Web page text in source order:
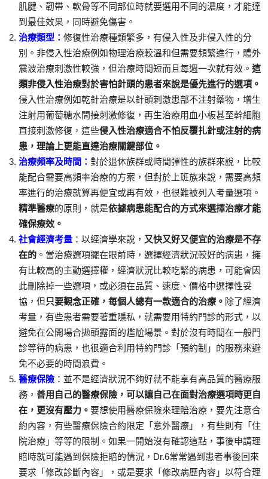
肌腱、韌帶、軟骨等不同部位時就要選用不同的濃度，才能達
到最佳效果，同時避免傷害。
治療類型： 修復性治療種類繁多，有侵入性及非侵入性的分
別。非侵入性治療例如物理治療較溫和但需要頻繁進行，體外
震波治療刺激性較強，但治療時間短而且每週一次就有效。 這
類非侵入性治療對於害怕針頭的患者來說是優先進行的選項。
侵入性治療例如乾針治療是以針頭刺激患部不注射藥物，增生
注射用葡萄糖水間接刺激修復，再生治療用血小板甚至幹細胞
直接刺激修復，這些侵入性治療適合不怕反覆扎針或注射的病
患，理論上更能直達治療關鍵部位。
治療頻率及時間： 對於退休族群或時間彈性的族群來說，比較
能配合需要高頻率治療的方案，但對於上班族來說，需要高頻
率進行的治療就算再便宜或再有效，也很難被列入考量選項。
精準醫療的原則，就是依據病患能配合的方式來選擇治療才能
確保療效。
社會經濟考量 ：以經濟學來說， 又快又好又便宜的治療是不存
在的 。當治療選項擺在眼前時，選擇經濟狀況較好的病患，擁
有比較高的主動選擇權，經濟狀況比較吃緊的病患，可能會因
此刪除掉一些選項，或必須在品質、速度、價格中選擇性妥
協，但只要觀念正確，每個人總有一款適合的治療。 除了經濟
考量，有些患者需要著重隱私，就需要用特約門診的形式，以
避免在公開場合拋頭露面的尷尬場景。對於沒有時間在一般門
診等待的病患，也很適合利用特約門診「預約制」的服務來避
免不必要的時間浪費。
醫療保險 ：並不是經濟狀況不夠好就不能享有高品質的醫療服
務， 善用自己的醫療保險，可以讓自己在面對治療選項時更自
在，更沒有壓力。 要想使用醫療保險來理賠治療，要先注意合
約內容，有些醫療保險合約限定「意外醫療」，有些則有「住
院治療」等等的限制。如果一開始沒有確認這點，事後申請理
賠時就可能遇到保險拒賠的情況，Dr.6常常遇到患者事後回來
要求「修改診斷內容」，或是要求「修改病歷內容」以符合理